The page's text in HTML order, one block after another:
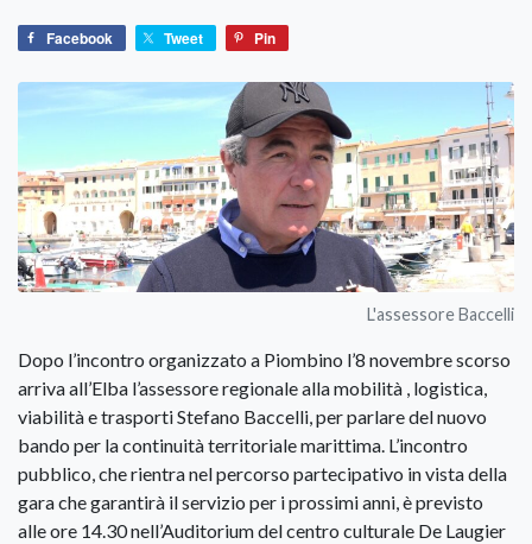
Facebook Tweet Pin
L'assessore Baccelli
Dopo l’incontro organizzato a Piombino l’8 novembre scorso
arriva all’Elba l’assessore regionale alla mobilità , logistica,
viabilità e trasporti Stefano Baccelli, per parlare del nuovo
bando per la continuità territoriale marittima. L’incontro
pubblico, che rientra nel percorso partecipativo in vista della
gara che garantirà il servizio per i prossimi anni, è previsto
alle ore 14.30 nell’Auditorium del centro culturale De Laugier